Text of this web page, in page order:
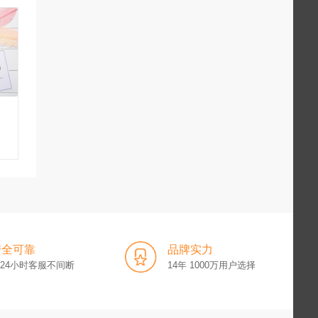
可靠
小时客服不间断
品牌实力
14年 1000万用户选择